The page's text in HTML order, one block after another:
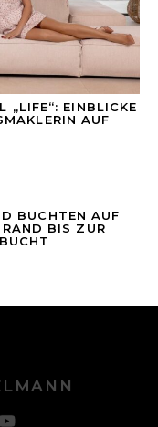
„LIFE“: EINBLICKE
AUF
BUCHTEN AUF
BIS ZUR